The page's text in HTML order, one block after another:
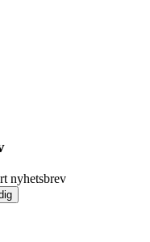
nyhetsbrev